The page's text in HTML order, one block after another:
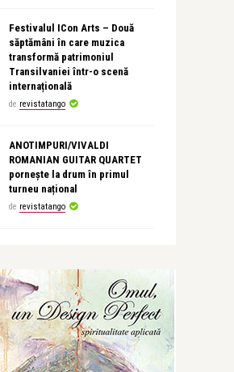
Festivalul ICon Arts – Două
săptămâni în care muzica
transformă patrimoniul
Transilvaniei într-o scenă
internațională
de revistatango
ANOTIMPURI/VIVALDI
ROMANIAN GUITAR QUARTET
pornește la drum în primul
turneu național
de revistatango